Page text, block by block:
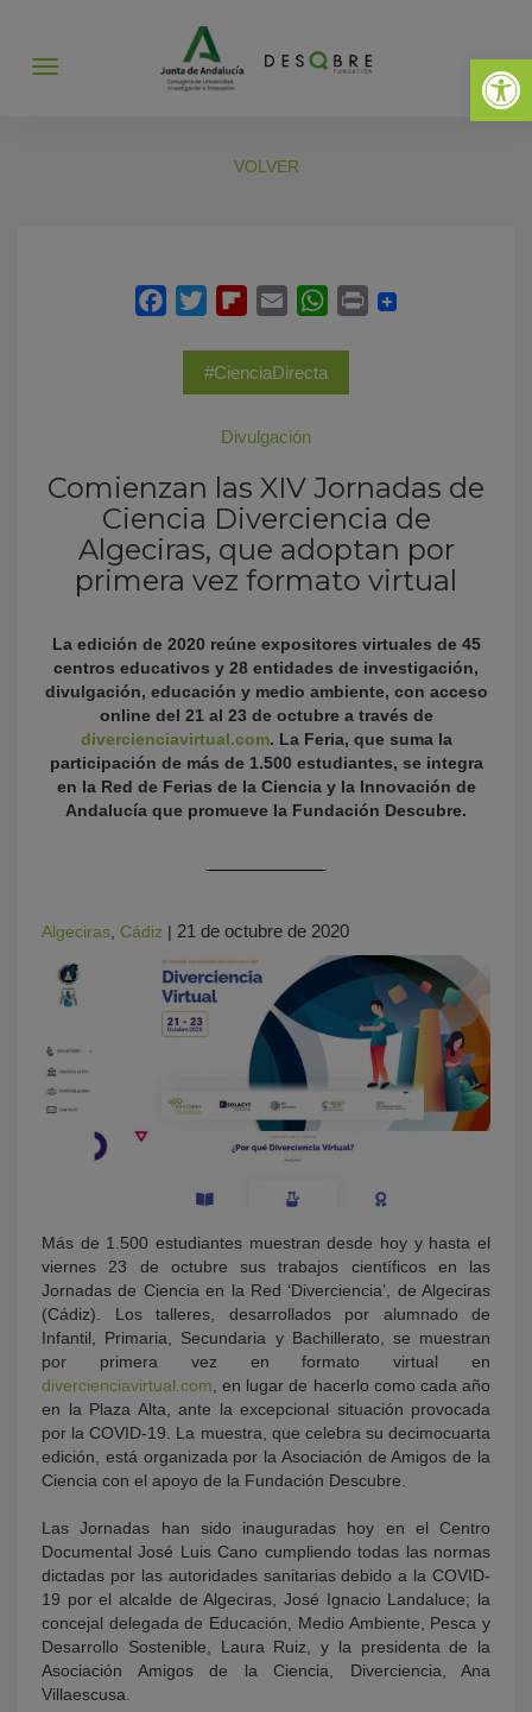
Abrir
Abrir
VOLVER
#CienciaDirecta
Divulgación
Comienzan las XIV Jornadas de
Ciencia Diverciencia de
Algeciras, que adoptan por
primera vez formato virtual
La edición de 2020 reúne expositores virtuales de 45
centros educativos y 28 entidades de investigación,
divulgación, educación y medio ambiente, con acceso
online del 21 al 23 de octubre a través de
divercienciavirtual.com. La Feria, que suma la
participación de más de 1.500 estudiantes, se integra
en la Red de Ferias de la Ciencia y la Innovación de
Andalucía que promueve la Fundación Descubre.
Algeciras Cádiz | 21 de octubre de 2020
Más de 1.500 estudiantes muestran desde hoy y hasta el
viernes 23 de octubre sus trabajos científicos en las
Jornadas de Ciencia en la Red ‘Diverciencia’, de Algeciras
(Cádiz). Los talleres, desarrollados por alumnado de
Infantil, Primaria, Secundaria y Bachillerato, se muestran
por primera vez en formato virtual en
divercienciavirtual.com, en lugar de hacerlo como cada año
en la Plaza Alta, ante la excepcional situación provocada
por la COVID-19. La muestra, que celebra su decimocuarta
edición, está organizada por la Asociación de Amigos de la
Ciencia con el apoyo de la Fundación Descubre.
Las Jornadas han sido inauguradas hoy en el Centro
Documental José Luis Cano cumpliendo todas las normas
dictadas por las autoridades sanitarias debido a la COVID-
19 por el alcalde de Algeciras, José Ignacio Landaluce; la
concejal delegada de Educación, Medio Ambiente, Pesca y
Desarrollo Sostenible, Laura Ruiz, y la presidenta de la
Asociación Amigos de la Ciencia, Diverciencia, Ana
Villaescusa.